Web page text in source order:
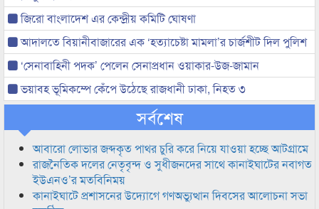
জিরো বাংলাদেশ এর কেন্দ্রীয় কমিটি ঘোষণা
আদালতে বিয়ানীবাজারের এক ‘হত্যাচেষ্টা মামলা’র চার্জশীট দিল পুলিশ
‘সেনাবাহিনী পদক’ পেলেন সেনাপ্রধান ওয়াকার-উজ-জামান
ভয়াবহ ভূমিকম্পে কেঁপে উঠেছে রাজধানী ঢাকা, নিহত ৩
সর্বশেষ
আবারো লোভার জব্দকৃত পাথর চুরি করে নিয়ে যাওয়া হচ্ছে আটগ্রামে
রাজনৈতিক দলের নেতৃবৃন্দ ও সুধীজনদের সাথে কানাইঘাটের নবাগত
ইউএনও’র মতবিনিময়
কানাইঘাটে প্রশাসনের উদ্যোগে গণঅভ্যুত্থান দিবসের আলোচনা সভা